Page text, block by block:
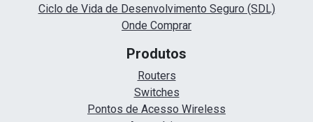
Ciclo de Vida de Desenvolvimento Seguro (SDL)
Onde Comprar
Produtos
Routers
Switches
Pontos de Acesso Wireless